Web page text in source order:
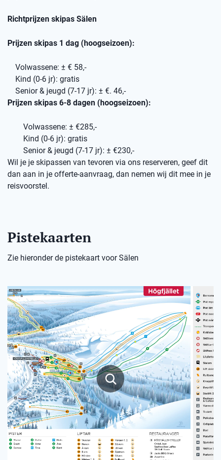
Richtprijzen skipas Sälen
Prijzen skipas 1 dag (hoogseizoen):
Volwassene: ± € 58,-
Kind (0-6 jr): gratis
Senior & jeugd (7-17 jr): ± €. 46,-
Prijzen skipas 6-8 dagen (hoogseizoen):
Volwassene: ± €285,-
Kind (0-6 jr): gratis
Senior & jeugd (7-17 jr): ± €230,-
Wil je je skipassen van tevoren via ons reserveren, geef dit
dan aan in je offerte-aanvraag, dan nemen wij dit mee in je
reisvoorstel.
Pistekaarten
Zie hieronder de pistekaart voor Sälen